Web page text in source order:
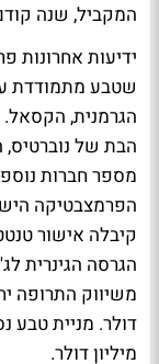
המקביל, שנה
ידיעות אחרונות
שטבע מתמודדת
הגרמנית, הקסאל.
הבת של נוברטיס,
מספר חברות
הפרמצבטיקה
קיבלה אישור
הגרסה הגינרית
מיליון דולר.